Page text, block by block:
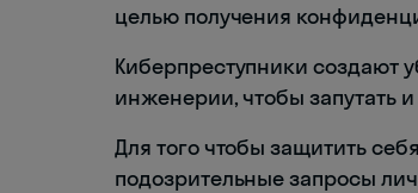
целью получения
Киберпреступники создают
инженерии, чтобы запутать
Для того чтобы защитить
подозрительные запросы